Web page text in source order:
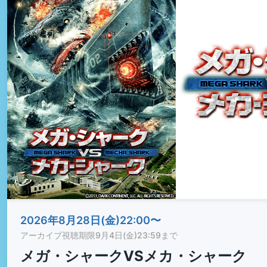
2026年8月28日(金)22:00〜
アーカイブ視聴期限9月4日(金)23:59まで
メガ・シャークVSメカ・シャーク